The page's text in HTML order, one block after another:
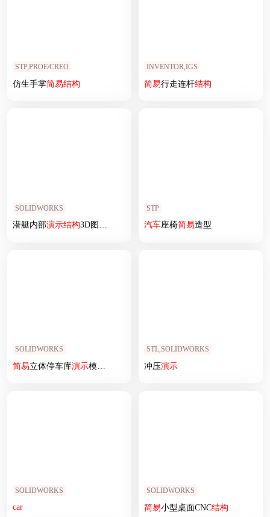
STP,PROE/CREO
仿生手掌简易结构
INVENTOR,IGS
简易行走连杆结构
SOLIDWORKS
潜艇内部演示结构3D图纸 Solidworks设计
STP
汽车座椅简易造型
SOLIDWORKS
简易立体停车库演示模型3D图纸 Solidworks设计
STL,SOLIDWORKS
冲压演示
SOLIDWORKS
car
SOLIDWORKS
简易小型桌面CNC结构